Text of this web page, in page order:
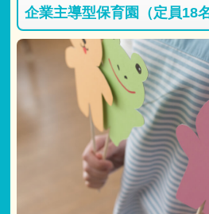
企業主導型保育園（定員18